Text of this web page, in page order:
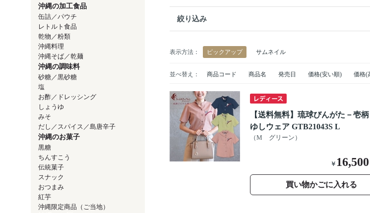
沖縄の加工食品
缶詰／パウチ
レトルト食品
乾物／粉類
沖縄料理
沖縄そば／乾麺
沖縄の調味料
砂糖／黒砂糖
塩
お酢／ドレッシング
しょうゆ
みそ
だし／スパイス／島唐辛子
沖縄のお菓子
黒糖
ちんすこう
伝統菓子
スナック
おつまみ
紅芋
沖縄限定商品（ご当地）
絞り込み
表示方法： ピックアップ サムネイル
並べ替え： 商品コード 商品名 発売日 価格(安い順) 価格(
【送料無料】琉球びんがた－壱柄
ゆしウェア GTB21043S L
（M グリーン）
￥ 16,500
買い物かごに入れる